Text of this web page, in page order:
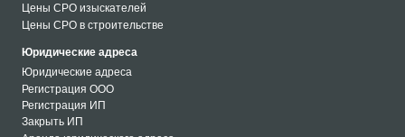
Цены СРО изыскателей
Цены СРО в строительстве
Юридические адреса
Юридические адреса
Регистрация ООО
Регистрация ИП
Закрыть ИП